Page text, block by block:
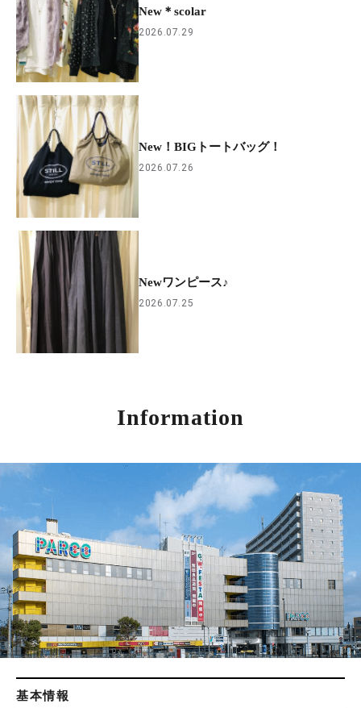
New＊scolar
2026.07.29
New！BIGトートバッグ！
2026.07.26
Newワンピース♪
2026.07.25
Information
基本情報